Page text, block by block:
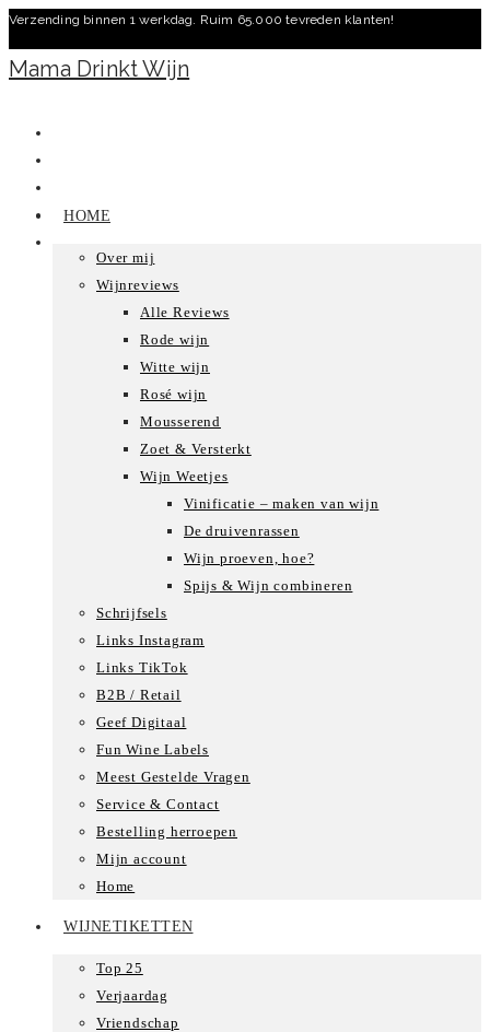
Ga
naar
inhoud
Verzending binnen 1 werkdag. Ruim 65.000 tevreden klanten!
Mama Drinkt Wijn
HOME
Over mij
Wijnreviews
Alle Reviews
Rode wijn
Witte wijn
Rosé wijn
Mousserend
Zoet & Versterkt
Wijn Weetjes
Vinificatie – maken van wijn
De druivenrassen
Wijn proeven, hoe?
Spijs & Wijn combineren
Schrijfsels
Links Instagram
Links TikTok
B2B / Retail
Geef Digitaal
Fun Wine Labels
Meest Gestelde Vragen
Service & Contact
Bestelling herroepen
Mijn account
Home
WIJNETIKETTEN
Top 25
Verjaardag
Vriendschap